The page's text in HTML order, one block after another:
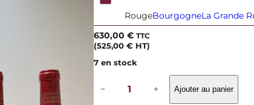
RougeBourgogneLa Grande
630,00 € TTC
(525,00 €HT)
7 en stock
− + Ajouter au panier